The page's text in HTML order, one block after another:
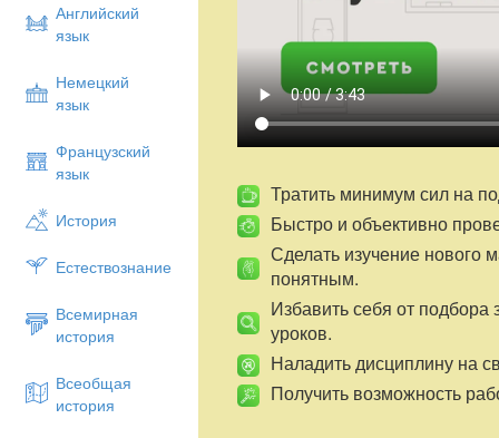
Английский
язык
Немецкий
язык
Французский
язык
История
Естествознание
Всемирная
история
Всеобщая
история
Тратить минимум сил на
Быстро и объективно
Сделать изучение нового
понятным.
Избавить себя от подбора
уроков.
Наладить дисциплину на
Получить возможность